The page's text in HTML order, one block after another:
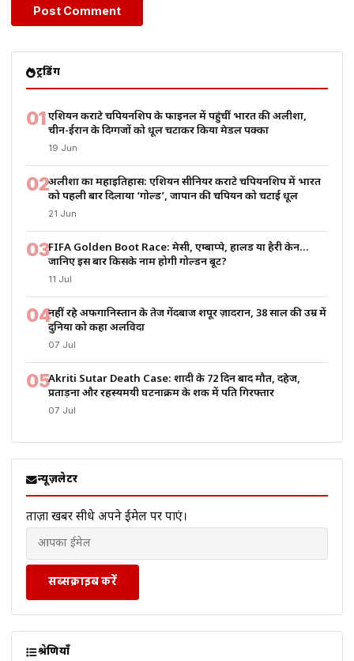
ट्रेंडिंग
01एशियन कराटे चैंपियनशिप के फाइनल में पहुंचीं भारत की अलीशा,
चीन-ईरान के दिग्गजों को धूल चटाकर किया मेडल पक्का
19 Jun
02अलीशा का महाइतिहास: एशियन सीनियर कराटे चैंपियनशिप में भारत
को पहली बार दिलाया ‘गोल्ड’, जापान की चैंपियन को चटाई धूल
21 Jun
03FIFA Golden Boot Race: मेसी, एम्बाप्पे, हालैंड या हैरी केन…
जानिए इस बार किसके नाम होगी गोल्डन बूट?
11 Jul
04नहीं रहे अफगानिस्तान के तेज गेंदबाज शपूर ज़ादरान, 38 साल की उम्र में
दुनिया को कहा अलविदा
07 Jul
05Akriti Sutar Death Case: शादी के 72 दिन बाद मौत, दहेज,
प्रताड़ना और रहस्यमयी घटनाक्रम के शक में पति गिरफ्तार
07 Jul
न्यूज़लेटर
ताज़ा खबरें सीधे अपने ईमेल पर पाएं।
सब्सक्राइब करें
श्रेणियाँ